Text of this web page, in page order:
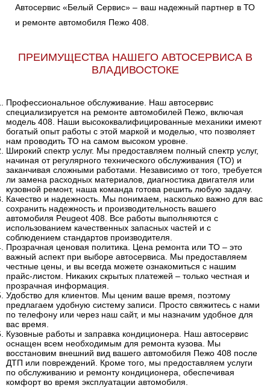
Автосервис «Белый Сервис» – ваш надежный партнер в ТО
и ремонте автомобиля Пежо 408.
ПРЕИМУЩЕСТВА НАШЕГО АВТОСЕРВИСА В
ВЛАДИВОСТОКЕ
Профессиональное обслуживание. Наш автосервис
специализируется на ремонте автомобилей Пежо, включая
модель 408. Наши высококвалифицированные механики имеют
богатый опыт работы с этой маркой и моделью, что позволяет
нам проводить ТО на самом высоком уровне.
Широкий спектр услуг. Мы предоставляем полный спектр услуг,
начиная от регулярного технического обслуживания (ТО) и
заканчивая сложными работами. Независимо от того, требуется
ли замена расходных материалов, диагностика двигателя или
кузовной ремонт, наша команда готова решить любую задачу.
Качество и надежность. Мы понимаем, насколько важно для вас
сохранить надежность и производительность вашего
автомобиля Peugeot 408. Все работы выполняются с
использованием качественных запасных частей и с
соблюдением стандартов производителя.
Прозрачная ценовая политика. Цена ремонта или ТО – это
важный аспект при выборе автосервиса. Мы предоставляем
честные цены, и вы всегда можете ознакомиться с нашим
прайс-листом. Никаких скрытых платежей – только честная и
прозрачная информация.
Удобство для клиентов. Мы ценим ваше время, поэтому
предлагаем удобную систему записи. Просто свяжитесь с нами
по телефону или через наш сайт, и мы назначим удобное для
вас время.
Кузовные работы и заправка кондиционера. Наш автосервис
оснащен всем необходимым для ремонта кузова. Мы
восстановим внешний вид вашего автомобиля Пежо 408 после
ДТП или повреждений. Кроме того, мы предоставляем услуги
по обслуживанию и ремонту кондиционера, обеспечивая
комфорт во время эксплуатации автомобиля.